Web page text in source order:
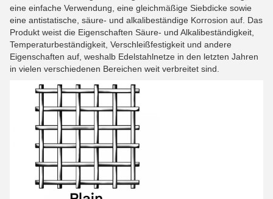
eine einfache Verwendung, eine gleichmäßige Siebdicke sowie
eine antistatische, säure- und alkalibeständige Korrosion auf. Das
Produkt weist die Eigenschaften Säure- und Alkalibeständigkeit,
Temperaturbeständigkeit, Verschleißfestigkeit und andere
Eigenschaften auf, weshalb Edelstahlnetze in den letzten Jahren
in vielen verschiedenen Bereichen weit verbreitet sind.